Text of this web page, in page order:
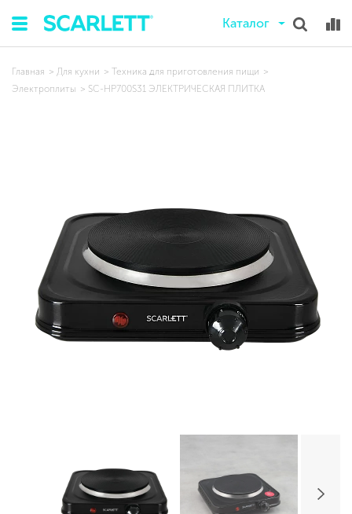
Каталог
Главная Для кухни
Техника для приготовления пищи
Электроплиты
SC-HP700S31 ЭЛЕКТРИЧЕСКАЯ ПЛИТКА